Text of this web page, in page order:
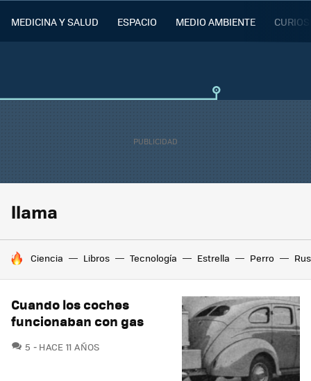
MEDICINA Y SALUD ESPACIO MEDIO AMBIENTE
llama
HOY SE HABLA DE
Ciencia Libros Tecnología Estrella Perro
Cuando los coches
funcionaban con gas
5 COMENTARIOS
HACE 11 AÑOS